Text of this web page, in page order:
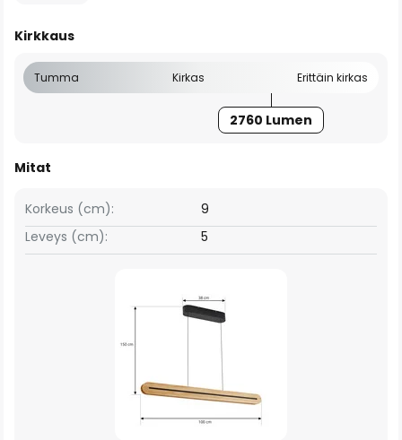
Kirkkaus
Tumma Kirkas Erittäin kirkas
2760 Lumen
Mitat
Leveys (cm): 5
Korkeus (cm): 9